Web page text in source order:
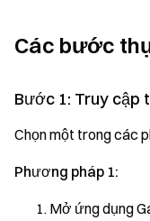
Các bước
Bước 1: Truy cập
Chọn một trong các
Phương pháp 1:
Mở ứng dụng